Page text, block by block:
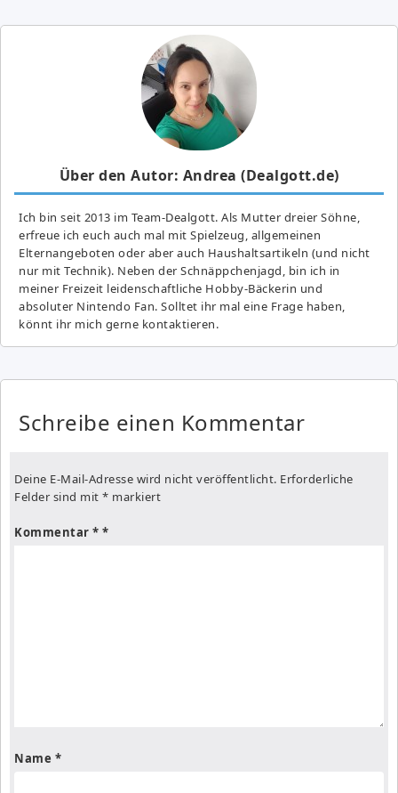
Über den Autor: Andrea (Dealgott.de)
Ich bin seit 2013 im Team-Dealgott. Als Mutter dreier Söhne,
erfreue ich euch auch mal mit Spielzeug, allgemeinen
Elternangeboten oder aber auch Haushaltsartikeln (und nicht
nur mit Technik). Neben der Schnäppchenjagd, bin ich in
meiner Freizeit leidenschaftliche Hobby-Bäckerin und
absoluter Nintendo Fan. Solltet ihr mal eine Frage haben,
könnt ihr mich gerne kontaktieren.
Schreibe einen Kommentar
Deine E-Mail-Adresse wird nicht veröffentlicht. Erforderliche
Felder sind mit * markiert
Kommentar *
Name *